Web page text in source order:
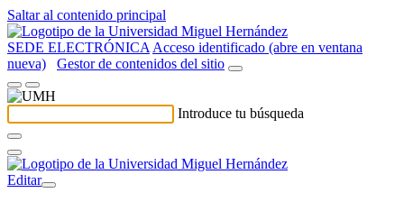
Saltar al contenido principal
SEDE ELECTRÓNICA Acceso identificado (abre en ventana
nueva)
Gestor de contenidos del sitio
Introduce tu búsqueda
Editar